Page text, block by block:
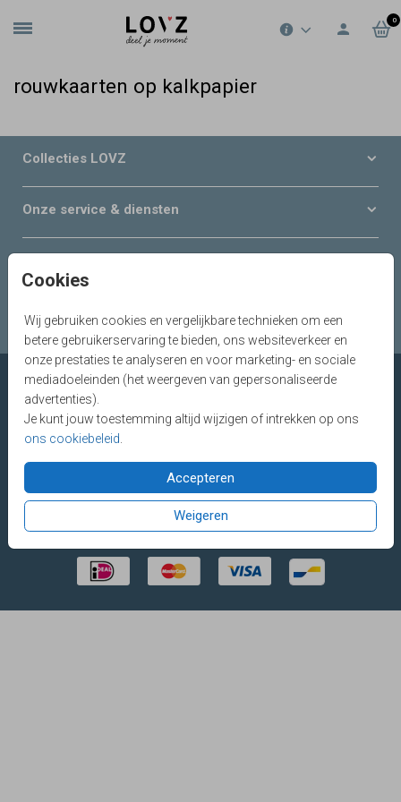
0
Cookies
Wij gebruiken cookies en vergelijkbare technieken om een
betere gebruikerservaring te bieden, ons websiteverkeer en
onze prestaties te analyseren en voor marketing- en sociale
mediadoeleinden (het weergeven van gepersonaliseerde
advertenties).
Je kunt jouw toestemming altijd wijzigen of intrekken op ons
ons cookiebeleid
Accepteren
Weigeren
rouwkaarten op kalkpapier
Collecties LOVZ
Onze service & diensten
Serviceteam
Made with Lovz © 2025 LOVZ
60(werkdagen tot 18.00 uur)
VEILIG BETALEN